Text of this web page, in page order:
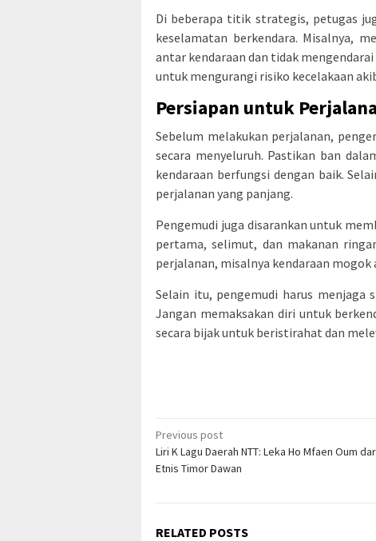
Di beberapa titik strategis, petugas
keselamatan berkendara. Misalnya,
antar kendaraan dan tidak
untuk mengurangi risiko kecelakaan
Persiapan untuk
Sebelum melakukan perjalanan,
secara menyeluruh. Pastikan ban
kendaraan berfungsi dengan baik.
perjalanan yang panjang.
Pengemudi juga disarankan untuk
pertama, selimut, dan makanan
perjalanan, misalnya kendaraan
Selain itu, pengemudi harus menjaga
Jangan memaksakan diri untuk
secara bijak untuk beristirahat dan
Post
navigation
Previous post
Liri K Lagu Daerah NTT: Leka Ho Mfaen Oum
Etnis Timor Dawan
RELATED POSTS